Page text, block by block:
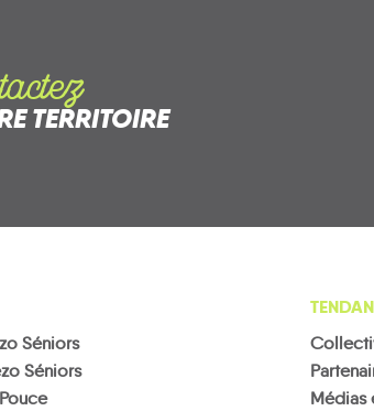
TERRITOIRE
Séniors
Séniors
Médias